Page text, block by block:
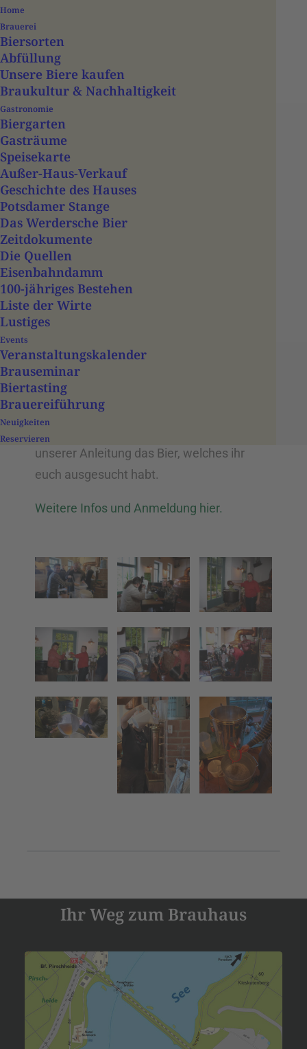
Home
Brauerei
Biersorten
Abfüllung
Unsere Biere kaufen
Braukultur & Nachhaltigkeit
Gastronomie
Biergarten
Gasträume
Speisekarte
Außer-Haus-Verkauf
Geschichte des Hauses
Potsdamer Stange
Das Werdersche Bier
Zeitdokumente
Die Quellen
Eisenbahndamm
100-jähriges Bestehen
Liste der Wirte
Lustiges
Events
Veranstaltungs­­kalender
Brauseminar
Biertasting
Brauereiführung
Neuigkeiten
Reservieren
Events
06 März15:00
BIS08 MÄRZ, 14:00
Brauseminar
(Anmeldung
erforderlich)
unserer Anleitung das Bier, welches ihr
euch ausgesucht habt.
Weitere Infos und Anmeldung hier.
Ihr Weg zum Brauhaus